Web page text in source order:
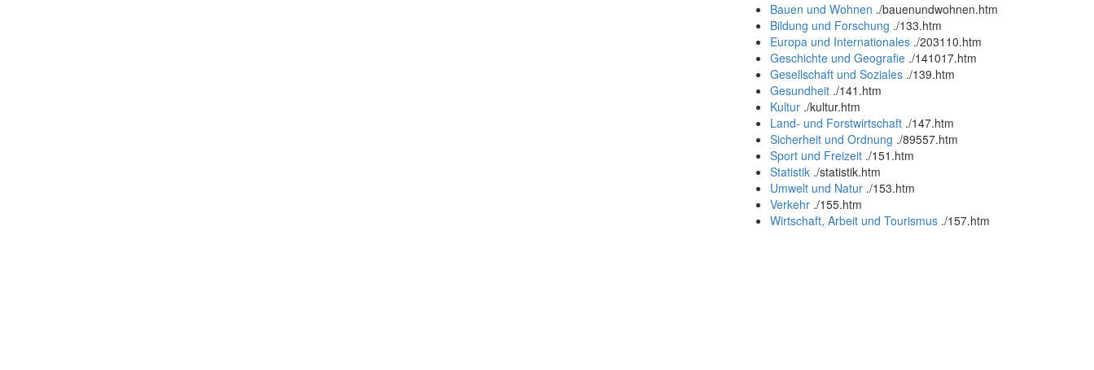
Bauen und Wohnen ./bauenundwohnen.htm
Bildung und Forschung ./133.htm
Europa und Internationales ./203110.htm
Geschichte und Geografie ./141017.htm
Gesellschaft und Soziales ./139.htm
Gesundheit ./141.htm
Kultur ./kultur.htm
Land- und Forstwirtschaft ./147.htm
Sicherheit und Ordnung ./89557.htm
Sport und Freizeit ./151.htm
Statistik ./statistik.htm
Umwelt und Natur ./153.htm
Verkehr ./155.htm
Wirtschaft, Arbeit und Tourismus ./157.htm